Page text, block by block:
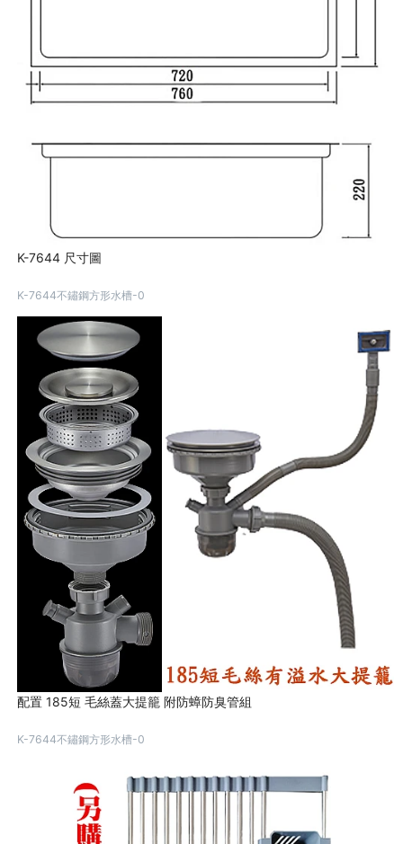
K-7644 尺寸圖
K-7644不鏽鋼方形水槽-0
配置 185短 毛絲蓋大提籠 附防蟑防臭管組
K-7644不鏽鋼方形水槽-0